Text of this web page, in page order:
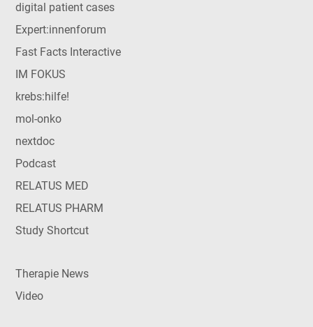
digital patient cases
Expert:innenforum
Fast Facts Interactive
IM FOKUS
krebs:hilfe!
mol-onko
nextdoc
Podcast
RELATUS MED
RELATUS PHARM
Study Shortcut
Therapie News
Video